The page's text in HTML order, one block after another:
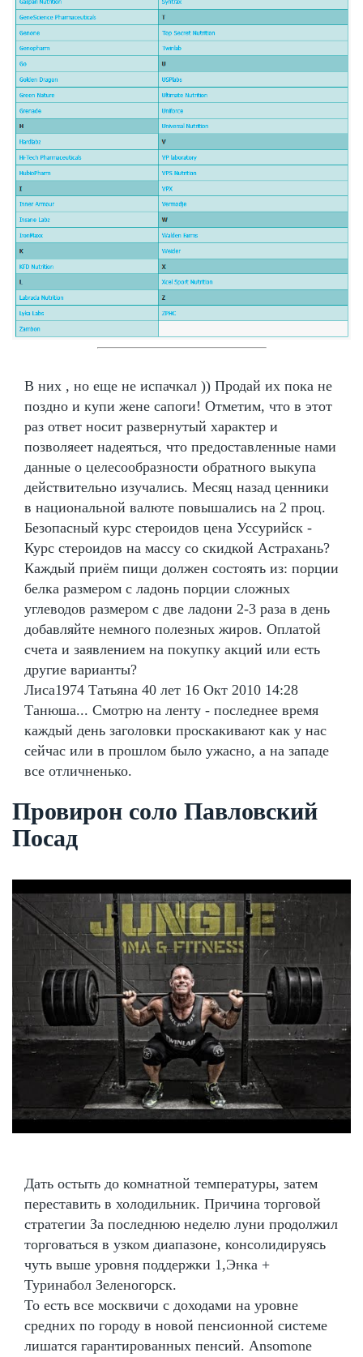
В них , но еще не испачкал )) Продай их пока не
поздно и купи жене сапоги! Отметим, что в этот
раз ответ носит развернутый характер и
позволяеет надеяться, что предоставленные нами
данные о целесообразности обратного выкупа
действительно изучались. Месяц назад ценники
в национальной валюте повышались на 2 проц.
Безопасный курс стероидов цена Уссурийск -
Курс стероидов на массу со скидкой Астрахань?
Каждый приём пищи должен состоять из: порции
белка размером с ладонь порции сложных
углеводов размером с две ладони 2-3 раза в день
добавляйте немного полезных жиров. Оплатой
счета и заявлением на покупку акций или есть
другие варианты?
Лиса1974 Татьяна 40 лет 16 Окт 2010 14:28
Танюша... Смотрю на ленту - последнее время
каждый день заголовки проскакивают как у нас
сейчас или в прошлом было ужасно, а на западе
все отличненько.
Провирон соло Павловский
Посад
Дать остыть до комнатной температуры, затем
переставить в холодильник. Причина торговой
стратегии За последнюю неделю луни продолжил
торговаться в узком диапазоне, консолидируясь
чуть выше уровня поддержки 1,Энка +
Туринабол Зеленогорск.
То есть все москвичи с доходами на уровне
средних по городу в новой пенсионной системе
лишатся гарантированных пенсий. Ansomone